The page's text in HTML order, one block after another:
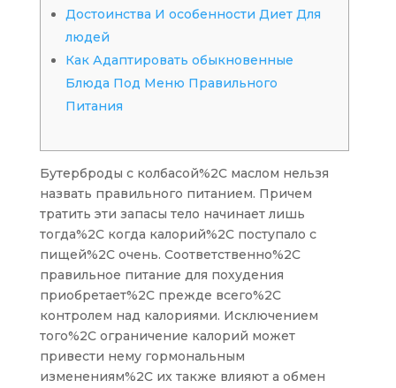
Достоинства И особенности Диет Для
людей
Как Адаптировать обыкновенные
Блюда Под Меню Правильного
Питания
Бутерброды с колбасой%2C маслом нельзя
назвать правильного питанием. Причем
тратить эти запасы тело начинает лишь
тогда%2C когда калорий%2C поступало с
пищей%2C очень. Соответственно%2C
правильное питание для похудения
приобретает%2C прежде всего%2C
контролем над калориями. Исключением
того%2C ограничение калорий может
привести нему гормональным
изменениям%2C их также влияют а обмен